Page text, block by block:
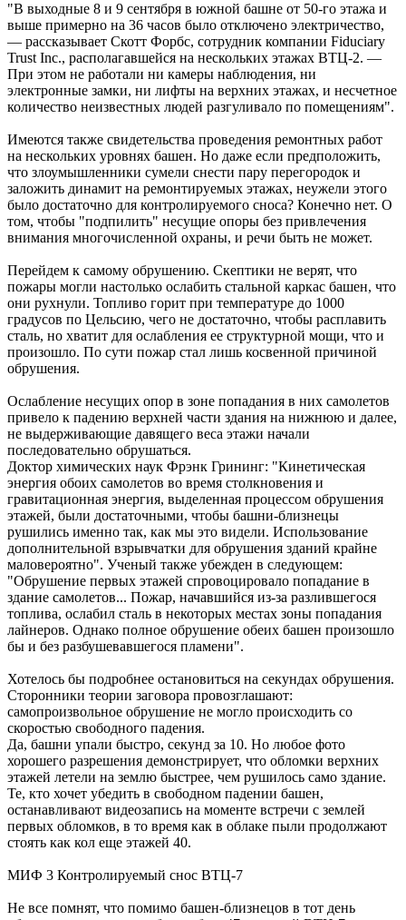
"В выходные 8 и 9 сентября в южной башне от 50-го этажа и
выше примерно на 36 часов было отключено электричество,
— рассказывает Скотт Форбс, сотрудник компании Fiduciary
Trust Inc., располагавшейся на нескольких этажах ВТЦ-2. —
При этом не работали ни камеры наблюдения, ни
электронные замки, ни лифты на верхних этажах, и несчетное
количество неизвестных людей разгуливало по помещениям".
Имеются также свидетельства проведения ремонтных работ
на нескольких уровнях башен. Но даже если предположить,
что злоумышленники сумели снести пару перегородок и
заложить динамит на ремонтируемых этажах, неужели этого
было достаточно для контролируемого сноса? Конечно нет. О
том, чтобы "подпилить" несущие опоры без привлечения
внимания многочисленной охраны, и речи быть не может.
Перейдем к самому обрушению. Скептики не верят, что
пожары могли настолько ослабить стальной каркас башен, что
они рухнули. Топливо горит при температуре до 1000
градусов по Цельсию, чего не достаточно, чтобы расплавить
сталь, но хватит для ослабления ее структурной мощи, что и
произошло. По сути пожар стал лишь косвенной причиной
обрушения.
Ослабление несущих опор в зоне попадания в них самолетов
привело к падению верхней части здания на нижнюю и далее,
не выдерживающие давящего веса этажи начали
последовательно обрушаться.
Доктор химических наук Фрэнк Грининг: "Кинетическая
энергия обоих самолетов во время столкновения и
гравитационная энергия, выделенная процессом обрушения
этажей, были достаточными, чтобы башни-близнецы
рушились именно так, как мы это видели. Использование
дополнительной взрывчатки для обрушения зданий крайне
маловероятно". Ученый также убежден в следующем:
"Обрушение первых этажей спровоцировало попадание в
здание самолетов... Пожар, начавшийся из-за разлившегося
топлива, ослабил сталь в некоторых местах зоны попадания
лайнеров. Однако полное обрушение обеих башен произошло
бы и без разбушевавшегося пламени".
Хотелось бы подробнее остановиться на секундах обрушения.
Сторонники теории заговора провозглашают:
самопроизвольное обрушение не могло происходить со
скоростью свободного падения.
Да, башни упали быстро, секунд за 10. Но любое фото
хорошего разрешения демонстрирует, что обломки верхних
этажей летели на землю быстрее, чем рушилось само здание.
Те, кто хочет убедить в свободном падении башен,
останавливают видеозапись на моменте встречи с землей
первых обломков, в то время как в облаке пыли продолжают
стоять как кол еще этажей 40.
МИФ 3 Контролируемый снос ВТЦ-7
Не все помнят, что помимо башен-близнецов в тот день